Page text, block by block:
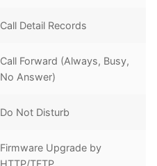
Call Detail Records
Call Forward (Always, Busy,
No Answer)
Do Not Disturb
Firmware Upgrade by
HTTP/TFTP